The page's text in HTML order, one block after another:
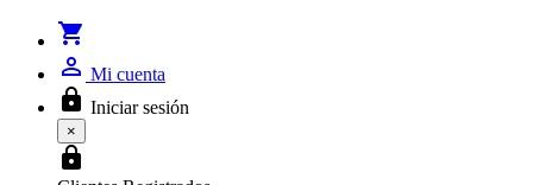
shopping_cart
person_outline Mi cuenta
lock Iniciar sesión
×
lock